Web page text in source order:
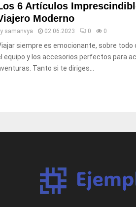
6 Artículos
Moderno
samanvya 02.06.2023 0 0
siempre es emocionante, sobre todo
equipo y los accesorios perfectos para
Tanto si te diriges...